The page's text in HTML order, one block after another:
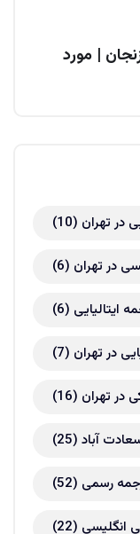
| مورد
در تهران (10)
در تهران (6)
ایتالیایی (6)
در تهران (7)
در تهران (16)
آباد (25)
رسمی (52)
انگلیسی (22)